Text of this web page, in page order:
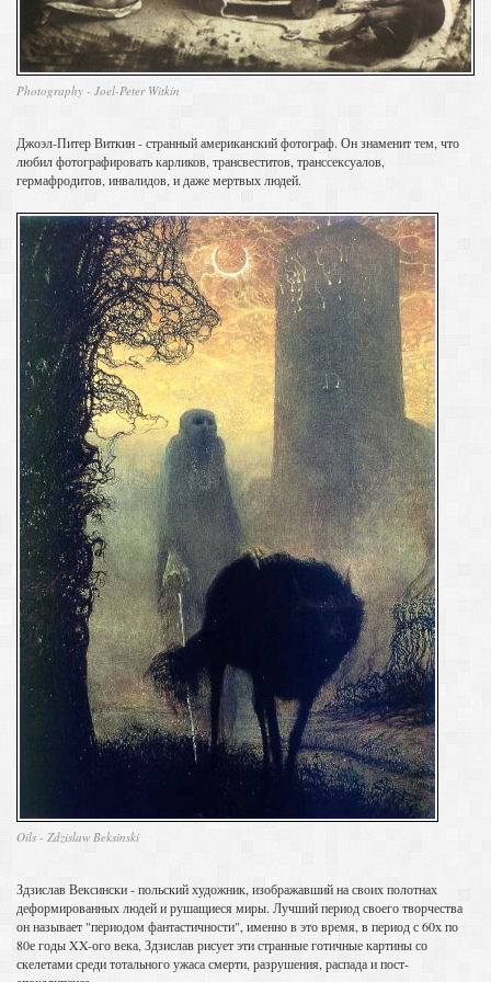
Photography - Joel-Peter Witkin
Джоэл-Питер Виткин - странный американский фотограф. Он знаменит тем, что
любил фотографировать карликов, трансвеститов, транссексуалов,
гермафродитов, инвалидов, и даже мертвых людей.
Oils - Zdzislaw Beksinski
Здзислав Вексински - польский художник, изображавший на своих полотнах
деформированных людей и рушащиеся миры. Лучший период своего творчества
он называет "периодом фантастичности", именно в это время, в период с 60х по
80е годы XX-ого века, Здзислав рисует эти странные готичные картины со
скелетами среди тотального ужаса смерти, разрушения, распада и пост-